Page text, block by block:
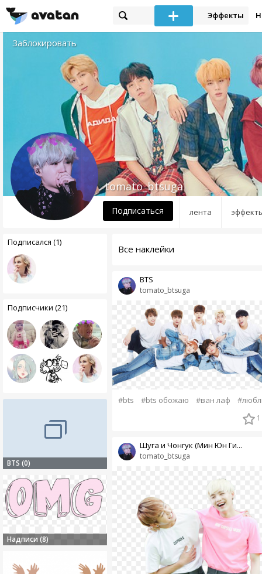
Эффекты
Заблокировать
лента
tomato_btsuga
Подписаться
Подписался (1)
Подписчики (21)
BTS (0)
Надписи (8)
Все наклейки
tomato_btsuga
BTS
#bts #bts обожаю #ван лаф
1
tomato_btsuga
Шуга и Чонгук (Мин Юн Ги...